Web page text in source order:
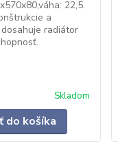
22,5.
a
radiátor
Skladom
do košíka